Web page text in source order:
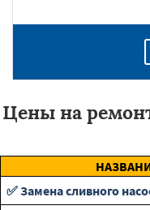
Цены на
✅ Замена сливного